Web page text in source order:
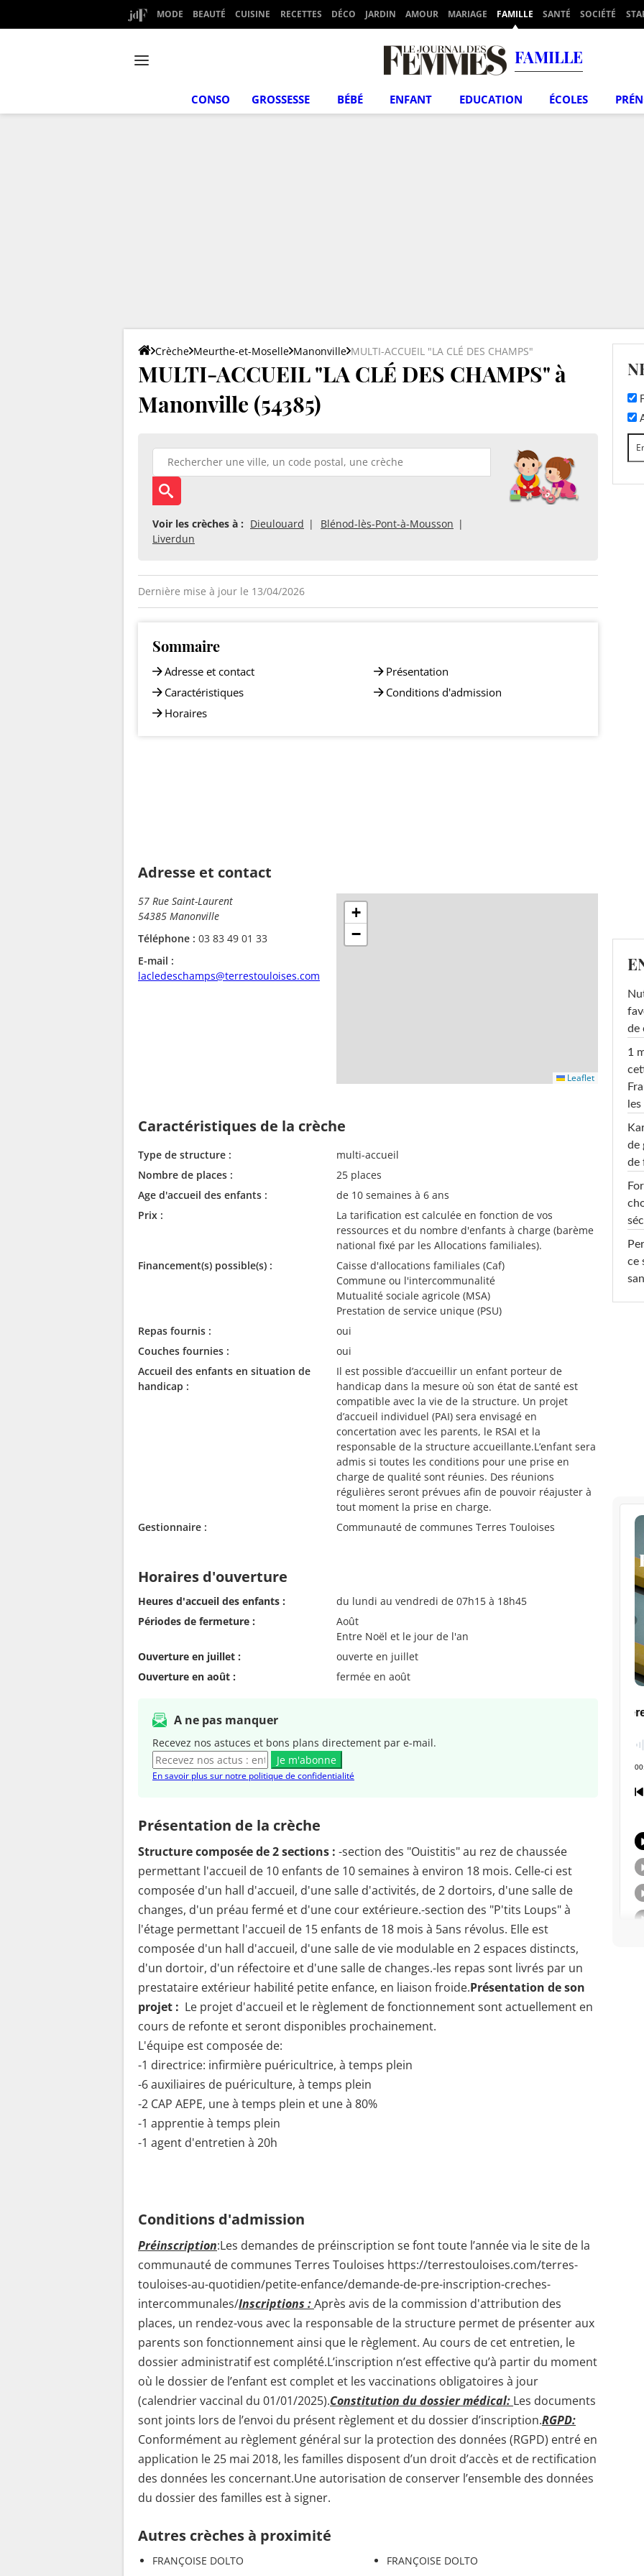
MODE BEAUTÉ CUISINE RECETTES DÉCO JARDIN AMOUR MARIAGE FAMILLE SANTÉ SOCIÉTÉ
FAMILLE
CONSO GROSSESSE BÉBÉ ENFANT EDUCATION ÉCOLES
Crèche Meurthe-et-Moselle Manonville MULTI-ACCUEIL "LA CLÉ DES CHAMPS"
MULTI-ACCUEIL "LA CLÉ DES CHAMPS" à
Manonville (54385)
Voir les crèches à : Dieulouard
Blénod-lès-Pont-à-Mousson
Liverdun
Dernière mise à jour le 13/04/2026
Sommaire
Adresse et contact
Caractéristiques
Horaires
Présentation
Conditions d'admission
Adresse et contact
57 Rue Saint-Laurent
54385 Manonville
Téléphone : 03 83 49 01 33
E-mail :
lacledeschamps@terrestouloises.com
+
−
Leaflet
Caractéristiques de la crèche
Type de structure :
multi-accueil
Nombre de places :
25 places
Age d'accueil des enfants :
de 10 semaines à 6 ans
Prix :
La tarification est calculée en fonction de vos
ressources et du nombre d'enfants à charge (barème
national fixé par les Allocations familiales).
Financement(s) possible(s) :
Caisse d'allocations familiales (Caf)
Commune ou l'intercommunalité
Mutualité sociale agricole (MSA)
Prestation de service unique (PSU)
Repas fournis :
oui
Couches fournies :
oui
Accueil des enfants en situation de
handicap :
Il est possible d’accueillir un enfant porteur de
handicap dans la mesure où son état de santé est
compatible avec la vie de la structure. Un projet
d’accueil individuel (PAI) sera envisagé en
concertation avec les parents, le RSAI et la
responsable de la structure accueillante.L’enfant sera
admis si toutes les conditions pour une prise en
charge de qualité sont réunies. Des réunions
régulières seront prévues afin de pouvoir réajuster à
tout moment la prise en charge.
Gestionnaire :
Communauté de communes Terres Touloises
Horaires d'ouverture
Heures d'accueil des enfants :
du lundi au vendredi de 07h15 à 18h45
Périodes de fermeture :
Août
Entre Noël et le jour de l'an
Ouverture en juillet :
ouverte en juillet
Ouverture en août :
fermée en août
A ne pas manquer
Recevez nos astuces et bons plans directement par e-mail.
Je m'abonne
En savoir plus sur notre politique de confidentialité
Présentation de la crèche
Structure composée de 2 sections : -section des "Ouistitis" au rez de chaussée
permettant l'accueil de 10 enfants de 10 semaines à environ 18 mois. Celle-ci est
composée d'un hall d'accueil, d'une salle d'activités, de 2 dortoirs, d'une salle de
changes, d'un préau fermé et d'une cour extérieure.-section des "P'tits Loups" à
l'étage permettant l'accueil de 15 enfants de 18 mois à 5ans révolus. Elle est
composée d'un hall d'accueil, d'une salle de vie modulable en 2 espaces distincts,
d'un dortoir, d'un réfectoire et d'une salle de changes.-les repas sont livrés par un
prestataire extérieur habilité petite enfance, en liaison froide.Présentation de son
projet : Le projet d'accueil et le règlement de fonctionnement sont actuellement en
cours de refonte et seront disponibles prochainement.
L'équipe est composée de:
-1 directrice: infirmière puéricultrice, à temps plein
-6 auxiliaires de puériculture, à temps plein
-2 CAP AEPE, une à temps plein et une à 80%
-1 apprentie à temps plein
-1 agent d'entretien à 20h
Conditions d'admission
Préinscription:Les demandes de préinscription se font toute l’année via le site de la
communauté de communes Terres Touloises https://terrestouloises.com/terres-
touloises-au-quotidien/petite-enfance/demande-de-pre-inscription-creches-
intercommunales/Inscriptions :Après avis de la commission d'attribution des
places, un rendez-vous avec la responsable de la structure permet de présenter aux
parents son fonctionnement ainsi que le règlement. Au cours de cet entretien, le
dossier administratif est complété.L’inscription n’est effective qu’à partir du moment
où le dossier de l’enfant est complet et les vaccinations obligatoires à jour
(calendrier vaccinal du 01/01/2025).Constitution du dossier médical: Les documents
sont joints lors de l’envoi du présent règlement et du dossier d’inscription.RGPD:
Conformément au règlement général sur la protection des données (RGPD) entré en
application le 25 mai 2018, les familles disposent d’un droit d’accès et de rectification
des données les concernant.Une autorisation de conserver l’ensemble des données
du dossier des familles est à signer.
Autres crèches à proximité
FRANÇOISE DOLTO
FRANÇOISE DOLTO
de
1
de
de
ce